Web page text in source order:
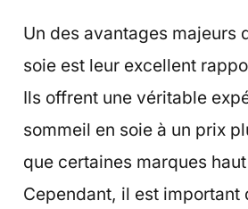
Un des avantages majeurs
soie est leur excellent
Ils offrent une véritable
sommeil en soie à un prix
que certaines marques
Cependant, il est important